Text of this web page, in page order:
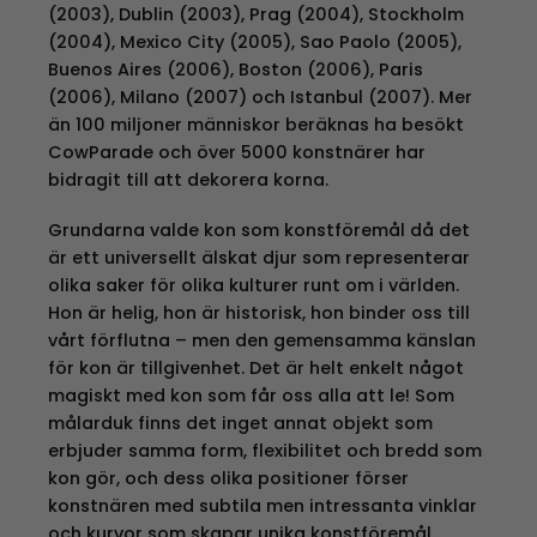
(2003), Dublin (2003), Prag (2004), Stockholm
(2004), Mexico City (2005), Sao Paolo (2005),
Buenos Aires (2006), Boston (2006), Paris
(2006), Milano (2007) och Istanbul (2007). Mer
än 100 miljoner människor beräknas ha besökt
CowParade och över 5000 konstnärer har
bidragit till att dekorera korna.
Grundarna valde kon som konstföremål då det
är ett universellt älskat djur som representerar
olika saker för olika kulturer runt om i världen.
Hon är helig, hon är historisk, hon binder oss till
vårt förflutna – men den gemensamma känslan
för kon är tillgivenhet. Det är helt enkelt något
magiskt med kon som får oss alla att le! Som
målarduk finns det inget annat objekt som
erbjuder samma form, flexibilitet och bredd som
kon gör, och dess olika positioner förser
konstnären med subtila men intressanta vinklar